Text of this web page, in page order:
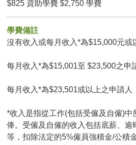
$825 資助學費 $2,750 學費
學費備註
沒有收入或每月收入*為$15,000元
每月收入*為$15,001至 $23,500之申
每月收入*為$23,501或以上之申請人
*收入是指從工作(包括受僱及自僱)
俸。受僱及自僱的收入包括底薪、
等，扣除法定的5%僱員強積金/公積